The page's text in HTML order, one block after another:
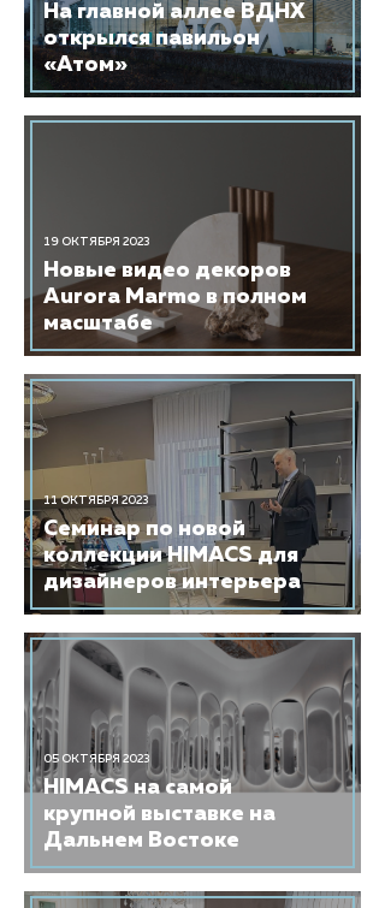
​На главной аллее ВДНХ
открылся павильон
«Атом»
19 ОКТЯБРЯ 2023
Новые видео декоров
Aurora Marmo в полном
масштабе
11 ОКТЯБРЯ 2023
​Семинар по новой
коллекции HIMACS для
дизайнеров интерьера
05 ОКТЯБРЯ 2023
​HIMACS на самой
крупной выставке на
Дальнем Востоке